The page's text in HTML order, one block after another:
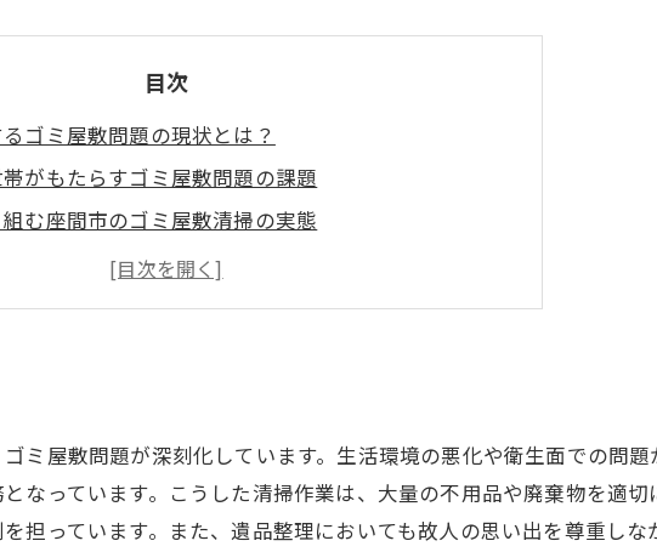
目次
ゴミ屋敷問題の現状とは？
がもたらすゴミ屋敷問題の課題
む座間市のゴミ屋敷清掃の実態
す役割と座間市の現状
収サービスが支える地域環境の未来
善に向けて不用品回収業者が果たす役割とは？
ミ屋敷問題が深刻化しています。生活環境の悪化や衛生面での問
なっています。こうした清掃作業は、大量の不用品や廃棄物を適切
担っています。また、遺品整理においても故人の思い出を尊重しな